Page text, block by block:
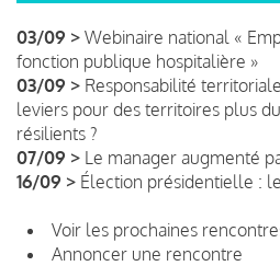
03/09 > Webinaire national «
fonction publique hospitalière »
03/09 > Responsabilité
leviers pour des territoires plus
résilients ?
07/09 > Le manager augmenté
16/09 > Élection présidentielle :
Voir les prochaines
Annoncer une rencontre